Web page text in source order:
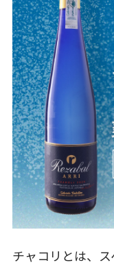
チャコリとは、